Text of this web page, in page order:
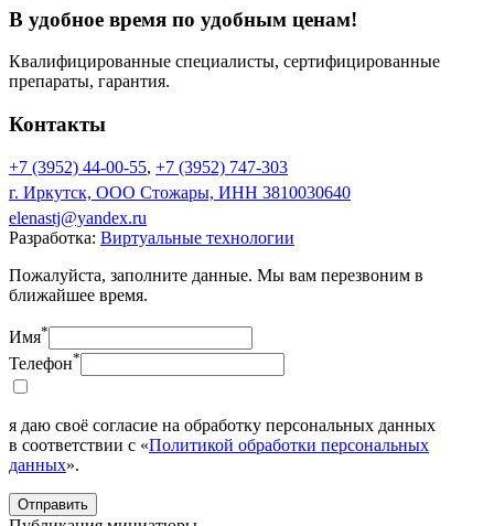
В удобное время по удобным ценам!
Квалифицированные специалисты, сертифицированные
препараты, гарантия.
Контакты
+7 (3952) 44-00-55, +7 (3952) 747-303
г. Иркутск, ООО Стожары, ИНН 3810030640
elenastj@yandex.ru
Разработка: Виртуальные технологии
Пожалуйста, заполните данные. Мы вам перезвоним в
ближайшее время.
Имя*
Телефон*
я даю своё согласие на обработку персональных данных
в соответствии с «Политикой обработки персональных
данных».
Отправить